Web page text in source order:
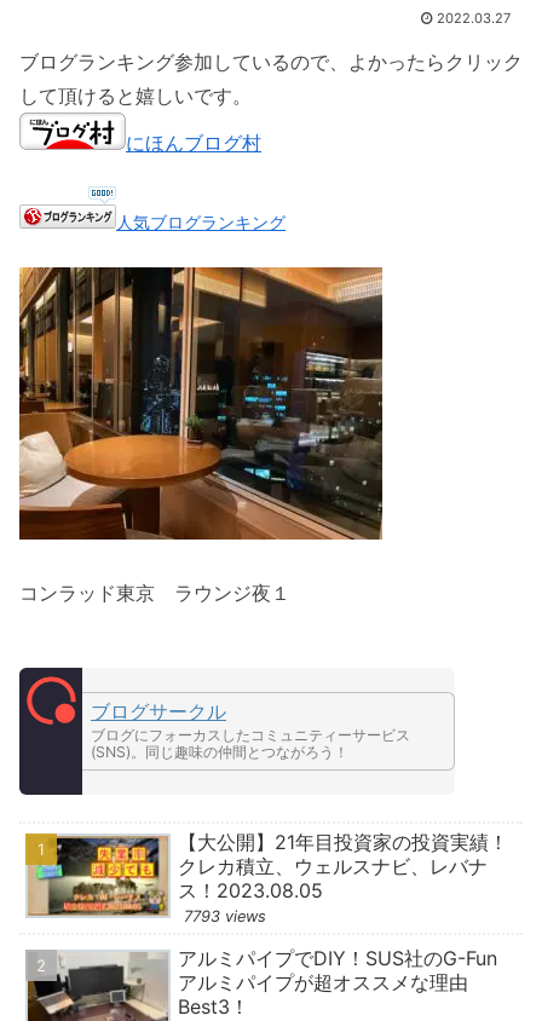
2022.03.27
ブログランキング参加しているので、よかったらクリック
して頂けると嬉しいです。
にほんブログ村
人気ブログランキング
コンラッド東京 ラウンジ夜１
ブログサークル
ブログにフォーカスしたコミュニティーサービス
(SNS)。同じ趣味の仲間とつながろう！
【大公開】21年目投資家の投資実績！
クレカ積立、ウェルスナビ、レバナ
ス！2023.08.05
7793 views
アルミパイプでDIY！SUS社のG-Fun
アルミパイプが超オススメな理由
Best3！